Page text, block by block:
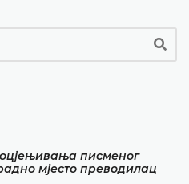
писменог
мјесто преводилац